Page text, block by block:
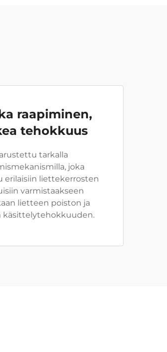
raapiminen,
tehokkuus
tarkalla
joka
erilaisiin liettekerrosten
varmistaakseen
lietteen poiston ja
käsittelytehokkuuden.